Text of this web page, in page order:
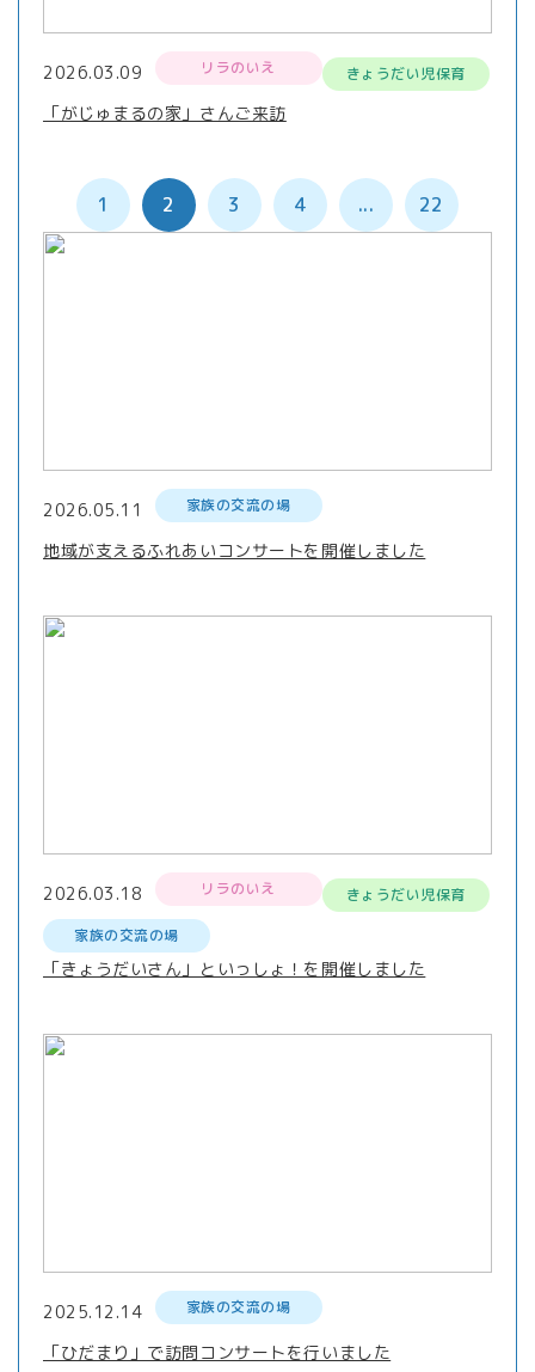
2026.03.09 リラのいえ きょうだい児保育
「がじゅまるの家」さんご来訪
1 2 3 4 ... 22
2026.05.11 家族の交流の場
地域が支えるふれあいコンサートを開催しました
2026.03.18 リラのいえ
きょうだい児保育
家族の交流の場
「きょうだいさん」といっしょ！を開催しました
2025.12.14 家族の交流の場
「ひだまり」で訪問コンサートを行いました